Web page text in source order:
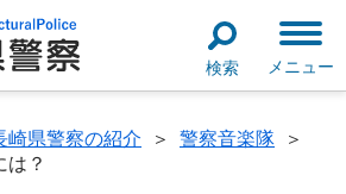
検索 メニュー
崎県警察の紹介 ＞ 警察音楽隊
＞
は？